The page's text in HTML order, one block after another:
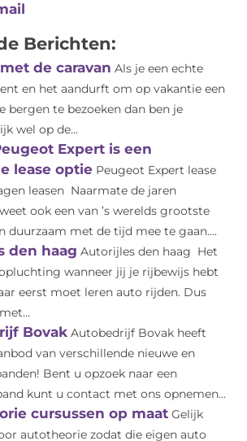
Berichten:
de caravan Als je een echte
en het aandurft om op vakantie een
bergen te bezoeken dan ben je
wel op de...
Expert is een
lease optie Peugeot Expert lease
leasen Naarmate de jaren
ook een van ’s werelds grootste
duurzaam met de tijd mee te gaan....
den haag Autorijles den haag Het
wanneer jij je rijbewijs hebt
eerst moet leren auto rijden. Dus
Bovak Autobedrijf Bovak heeft
van verschillende nieuwe en
Bent u opzoek naar een
kunt u contact met ons opnemen...
cursussen op maat Gelijk
autotheorie zodat die eigen auto